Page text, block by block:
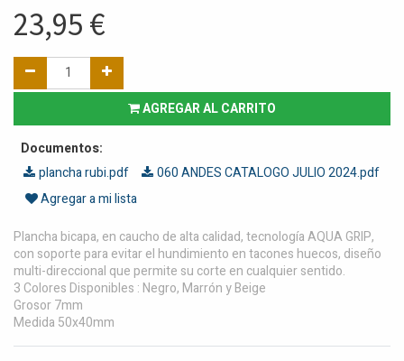
23,95 €
AGREGAR AL CARRITO
Documentos:
plancha rubi.pdf
060 ANDES CATALOGO JULIO 2024.pdf
Agregar a mi lista
Plancha bicapa, en caucho de alta calidad, tecnología AQUA GRIP,
con soporte para evitar el hundimiento en tacones huecos, diseño
multi-direccional que permite su corte en cualquier sentido.
3 Colores Disponibles : Negro, Marrón y Beige
Grosor 7mm
Medida 50x40mm